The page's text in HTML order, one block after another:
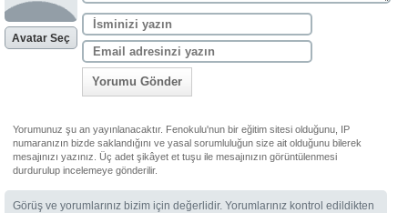
Avatar Seç
Yorumu Gönder
Yorumunuz şu an yayınlanacaktır. Fenokulu'nun bir eğitim sitesi olduğunu, IP
numaranızın bizde saklandığını ve yasal sorumluluğun size ait olduğunu bilerek
mesajınızı yazınız. Üç adet şikâyet et tuşu ile mesajınızın görüntülenmesi
durdurulup incelemeye gönderilir.
Görüş ve yorumlarınız bizim için değerlidir. Yorumlarınız kontrol edildikten